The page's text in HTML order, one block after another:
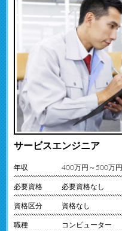
サービスエンジニア
年収 400万円～500万円
必要資格 必要資格なし
資格区分 資格なし
職種 コンピューター